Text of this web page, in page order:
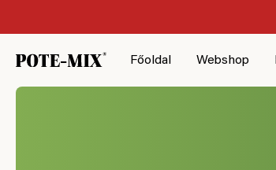
Főoldal Webshop